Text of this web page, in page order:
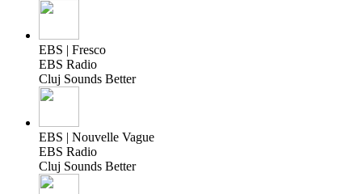
EBS | Fresco
EBS Radio
Cluj Sounds Better
EBS | Nouvelle Vague
EBS Radio
Cluj Sounds Better